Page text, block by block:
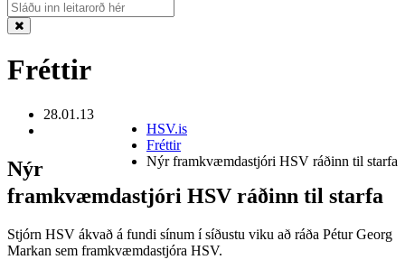
Fréttir
HSV.is
Fréttir
Nýr framkvæmdastjóri HSV ráðinn til starfa
28.01.13
Nýr
framkvæmdastjóri HSV ráðinn til starfa
Stjórn HSV ákvað á fundi sínum í síðustu viku að ráða Pétur Georg
Markan sem framkvæmdastjóra HSV.